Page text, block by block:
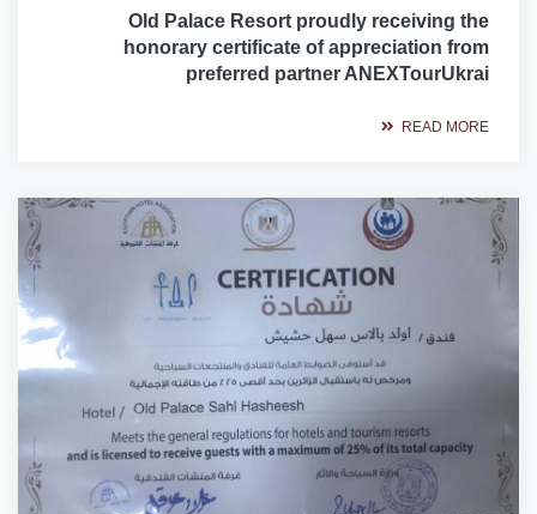
Old Palace Resort proudly receiving the
honorary certificate of appreciation from
preferred partner ANEXTourUkrai
READ MORE